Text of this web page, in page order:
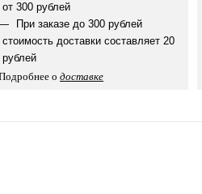
от 300 рублей
При заказе до 300 рублей
стоимость доставки составляет 20
рублей
о доставке